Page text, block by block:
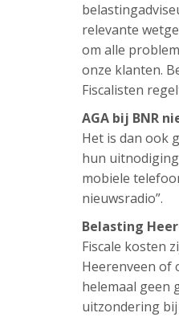
relevante
om alle
onze klanten.
Fiscalisten
AGA bij BNR
Het is dan ook
hun
mobiele
nieuwsradio”.
Belasting
Fiscale kosten
Heerenveen of
helemaal geen
uitzondering bij